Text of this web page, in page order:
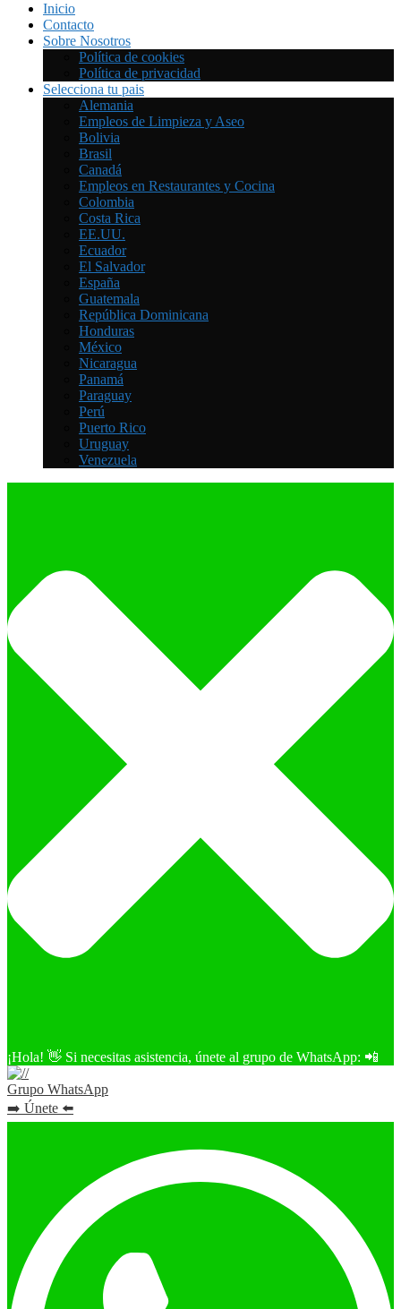
Inicio
Contacto
Sobre Nosotros
Política de cookies
Política de privacidad
Selecciona tu pais
Alemania
Empleos de Limpieza y Aseo
Bolivia
Brasil
Canadá
Empleos en Restaurantes y Cocina
Colombia
Costa Rica
EE.UU.
Ecuador
El Salvador
España
Guatemala
República Dominicana
Honduras
México
Nicaragua
Panamá
Paraguay
Perú
Puerto Rico
Uruguay
Venezuela
¡Hola! 👋 Si necesitas asistencia, únete al grupo de WhatsApp: 📲
Grupo WhatsApp
➡️ Únete ⬅️